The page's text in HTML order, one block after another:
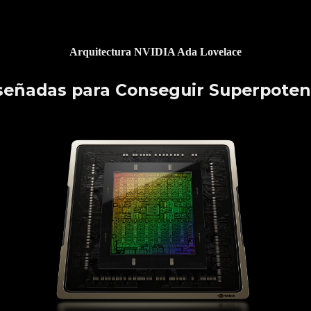
Arquitectura NVIDIA Ada Lovelace
para Conseguir